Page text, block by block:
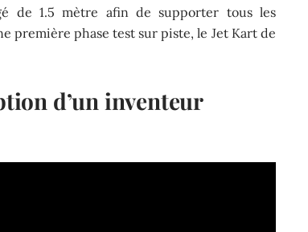
de 1.5 mètre afin de supporter tous les
première phase test sur piste, le Jet Kart de
d’un inventeur